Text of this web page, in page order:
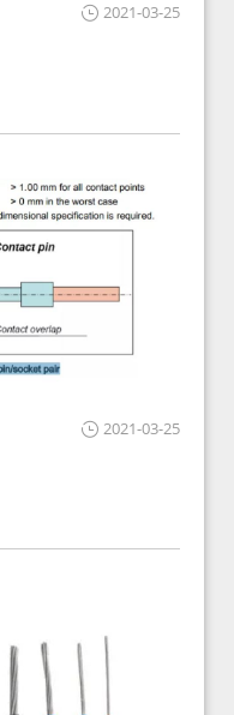
2021-03-25
2021-03-25